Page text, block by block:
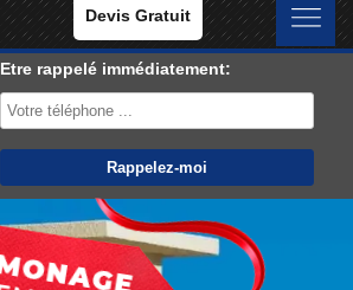
Devis Gratuit
Etre rappelé immédiatement: